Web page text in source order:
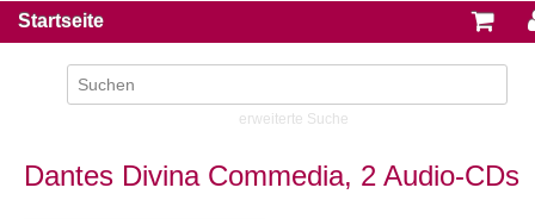
Startseite
erweiterte Suche
Dantes Divina Commedia, 2 Audio-CDs